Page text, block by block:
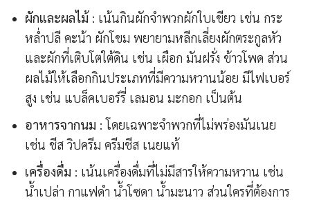
ผักและผลไม้: เน้นกินผักจำพวกผักใบเขียว เช่น กระ
หล่ำปลี คะน้า ผักโขม พยายามหลีกเลี่ยงผักตระกูลหัว
และผักที่เติบโตใต้ดิน เช่น เผือก มันฝรั่ง ข้าวโพด ส่วน
ผลไม้ให้เลือกกินประเภทที่มีความหวานน้อย มีไฟเบอร์
สูง เช่น แบล็คเบอร์รี่ เลมอน มะกอก เป็นต้น
อาหารจากนม : โดยเฉพาะจำพวกที่ไม่พร่องมันเนย
เช่น ชีส วิปครีม ครีมชีส เนยแท้
เครื่องดื่ม : เน้นเครื่องดื่มที่ไม่มีสารให้ความหวาน เช่น
น้ำเปล่า กาแฟดำ น้ำโซดา น้ำมะนาว ส่วนใครที่ต้องการ